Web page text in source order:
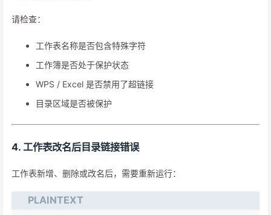
请检查：
工作表名称是否包含特殊字符
工作簿是否处于保护状态
WPS / Excel 是否禁用了超链接
目录区域是否被保护
4. 工作表改名后目录链接错误
工作表新增、删除或改名后，需要重新运行：
PLAINTEXT